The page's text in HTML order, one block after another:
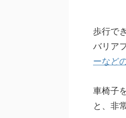
歩行で
バリア
ーなど
車椅子
と、非